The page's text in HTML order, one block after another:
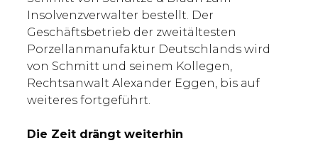
Insolvenzverwalter bestellt. Der
Geschäftsbetrieb der zweitältesten
Porzellanmanufaktur Deutschlands wird
von Schmitt und seinem Kollegen,
Rechtsanwalt Alexander Eggen, bis auf
weiteres fortgeführt.
Die Zeit drängt weiterhin